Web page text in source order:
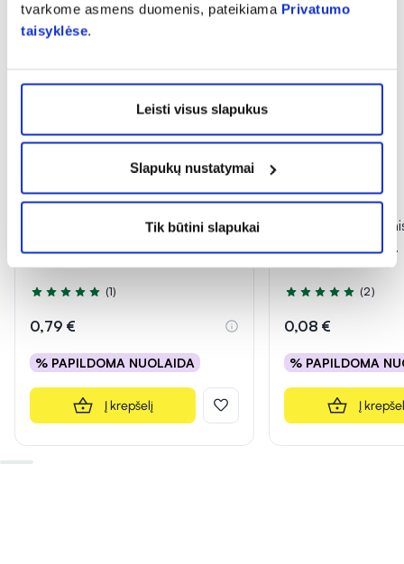
tvarkome asmens duomenis, pateikiama Privatumo
taisyklėse.
Leisti visus slapukus
Slapukų nustatymai
Tik būtini slapukai
OLKO nuospaudų pleistras
SALIPOD, 2 cm x 10 cm, 1 vnt.
Įvertinimas 5.0 iš 5
(1)
0,79 €
% PAPILDOMA NUOLAIDA
Į krepšelį
OLKO
cm x 7,2 cm, 1 vnt.
Įvertinimas 5.0 iš 5
(2)
0,08 €
% PAPILDOMA
Į